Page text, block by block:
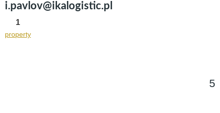
i.pavlov@ikalogistic.pl
1
property
5